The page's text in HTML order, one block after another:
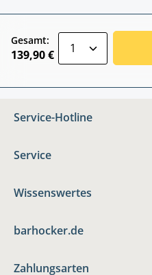
Gesamt:
139,90 €
Service-Hotline
Service
Wissenswertes
barhocker.de
Zahlungsarten